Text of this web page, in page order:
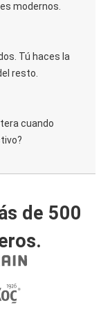
modernos.
Tú haces la
resto.
cuando
de 500